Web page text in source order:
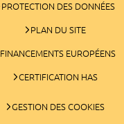
PROTECTION DES DONNÉES
PLAN DU SITE
FINANCEMENTS EUROPÉENS
CERTIFICATION HAS
GESTION DES COOKIES